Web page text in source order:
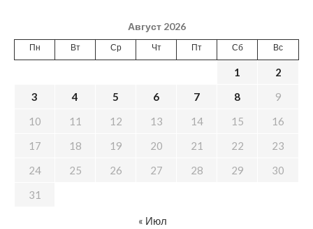
Август 2026
Пн Вт Ср Чт Пт Сб Вс
1
2
3
4 5 6 7 8
9
10
11 12 13 14 15
16
17
18 19 20 21 22
23
24
25 26 27 28 29
30
31
« Июл